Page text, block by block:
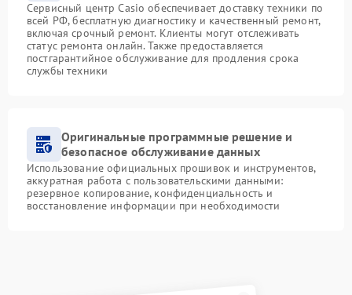
Сервисный центр Casio обеспечивает доставку техники по
всей РФ, бесплатную диагностику и качественный ремонт,
включая срочный ремонт. Клиенты могут отслеживать
статус ремонта онлайн. Также предоставляется
постгарантийное обслуживание для продления срока
службы техники
Оригинальные программные решение и
безопасное обслуживание данных
Использование официальных прошивок и инструментов,
аккуратная работа с пользовательскими данными:
резервное копирование, конфиденциальность и
восстановление информации при необходимости